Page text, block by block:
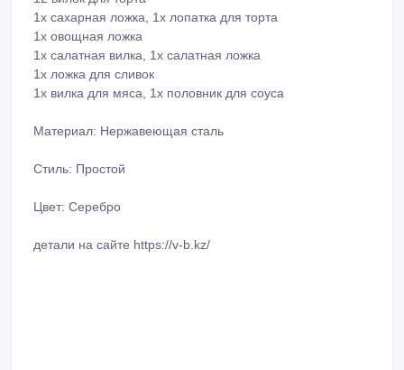
1x сахарная ложка, 1x лопатка для торта
1x овощная ложка
1x салатная вилка, 1x салатная ложка
1x ложка для сливок
1x вилка для мяса, 1x половник для соуса
Материал: Нержавеющая сталь
Стиль: Простой
Цвет: Серебро
детали на сайте https://v-b.kz/